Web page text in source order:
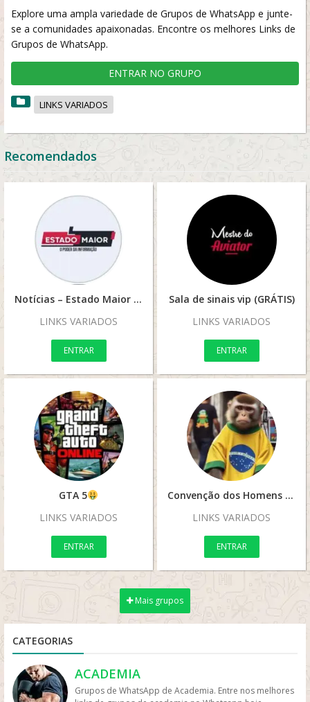
Explore uma ampla variedade de Grupos de WhatsApp e junte-
se a comunidades apaixonadas. Encontre os melhores Links de
Grupos de WhatsApp.
ENTRAR NO GRUPO
LINKS VARIADOS
Recomendados
Notícias – Estado Maior #003
LINKS VARIADOS
ENTRAR
Sala de sinais vip (GRÁTIS)
LINKS VARIADOS
ENTRAR
GTA 5
LINKS VARIADOS
ENTRAR
Convenção dos Homens Betas.
LINKS VARIADOS
ENTRAR
Mais grupos
CATEGORIAS
ACADEMIA
Grupos de WhatsApp de Academia. Entre nos melhores